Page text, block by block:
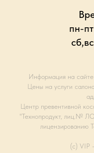
пн-
Информация на сайте
Цены на услуги
Центр превентивной
"Технопродукт, лиц.№
лицензированию
(с) VIP